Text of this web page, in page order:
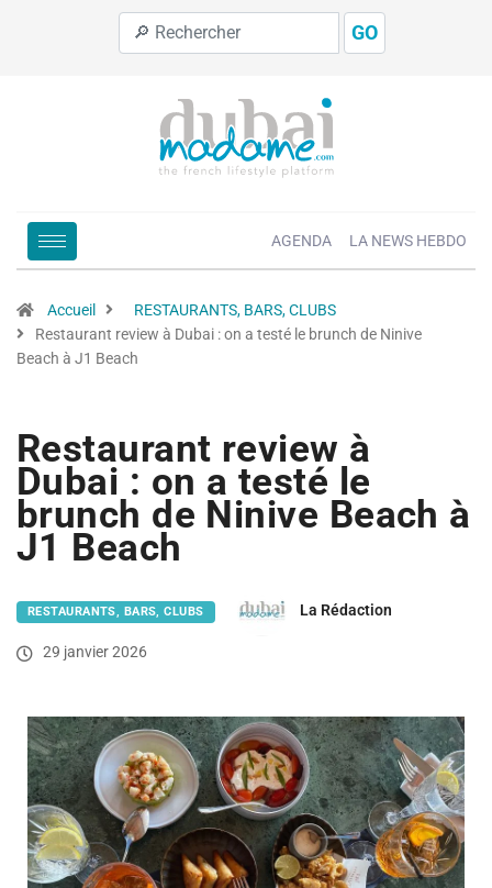
GO
AGENDA LA NEWS HEBDO
Accueil
RESTAURANTS, BARS, CLUBS
Restaurant review à Dubai : on a testé le brunch de Ninive
Beach à J1 Beach
Restaurant review à
Dubai : on a testé le
brunch de Ninive Beach à
J1 Beach
RESTAURANTS, BARS, CLUBS La Rédaction
29 janvier 2026